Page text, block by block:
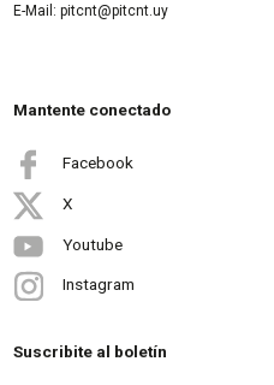
E-Mail: pitcnt@pitcnt.uy
Mantente conectado
Facebook
X
Youtube
Instagram
Suscribite al boletín